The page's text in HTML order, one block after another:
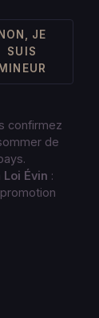
NON, JE
SUIS
MINEUR
confirmez
de
Loi Évin :